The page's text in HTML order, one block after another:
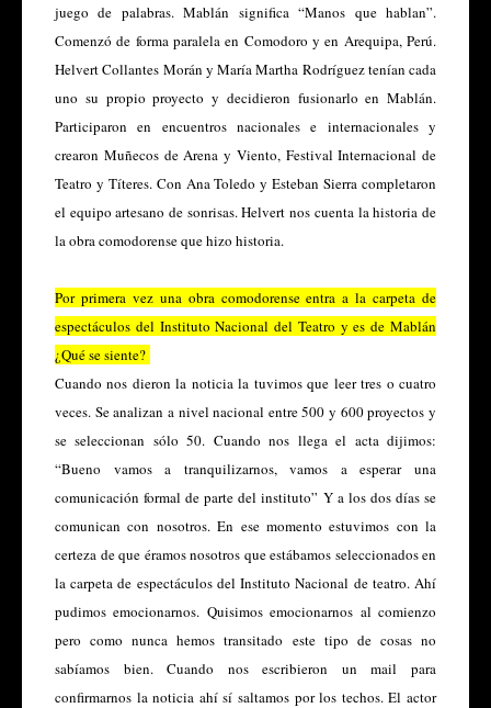
juego de palabras. Mablán significa “Manos que hablan”.
Comenzó de forma paralela en Comodoro y en Arequipa, Perú.
Helvert Collantes Morán y María Martha Rodríguez tenían cada
uno su propio proyecto y decidieron fusionarlo en Mablán.
Participaron en encuentros nacionales e internacionales y
crearon Muñecos de Arena y Viento, Festival Internacional de
Teatro y Títeres. Con Ana Toledo y Esteban Sierra completaron
el equipo artesano de sonrisas. Helvert nos cuenta la historia de
la obra comodorense que hizo historia.
Por primera vez una obra comodorense entra a la carpeta de
espectáculos del Instituto Nacional del Teatro y es de Mablán
¿Qué se siente?
Cuando nos dieron la noticia la tuvimos que leer tres o cuatro
veces. Se analizan a nivel nacional entre 500 y 600 proyectos y
se seleccionan sólo 50. Cuando nos llega el acta dijimos:
“Bueno vamos a tranquilizarnos, vamos a esperar una
comunicación formal de parte del instituto” Y a los dos días se
comunican con nosotros. En ese momento estuvimos con la
certeza de que éramos nosotros que estábamos seleccionados en
la carpeta de espectáculos del Instituto Nacional de teatro. Ahí
pudimos emocionarnos. Quisimos emocionarnos al comienzo
pero como nunca hemos transitado este tipo de cosas no
sabíamos bien. Cuando nos escribieron un mail para
confirmarnos la noticia ahí sí saltamos por los techos. El actor